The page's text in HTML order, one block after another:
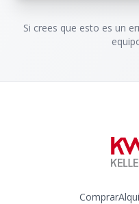
Si crees que esto es un
Comprar